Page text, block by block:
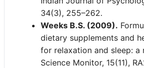
34(3), 255–262.
Weeks B.S. (2009).
dietary supplements and
for relaxation and sleep: a
Science Monitor, 15(11),